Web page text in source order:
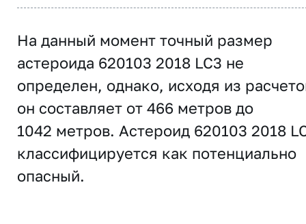
На данный момент точный размер
астероида 620103 2018 LC3 не
определен, однако, исходя из
он составляет от 466 метров до
1042 метров. Астероид 620103 2018
классифицируется как потенциально
опасный.